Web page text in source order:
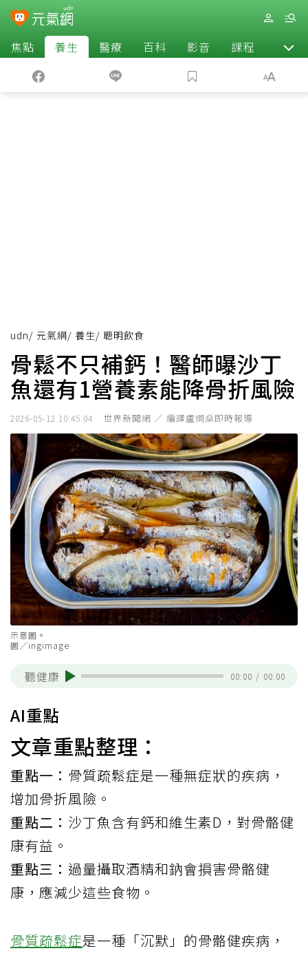
焦點 養生 醫療 百科 影音 課程 退休
udn/ 元氣網/ 養生/ 聰明飲食
骨鬆不只補鈣！醫師曝沙丁
魚還有1營養素能降骨折風險
2026-05-12 10:45:04 世界新聞網 ／ 編譯盧炯燊即時報導
示意圖。
圖／ingimage
聽健康 00:00 / 00:00
AI重點
文章重點整理：
重點一： 骨質疏鬆症是一種無症狀的疾病，
增加骨折風險。
重點二： 沙丁魚含有鈣和維生素D，對骨骼健
康有益。
重點三： 過量攝取酒精和鈉會損害骨骼健
康，應減少這些食物。
骨質疏鬆症是一種「沉默」的骨骼健疾病，